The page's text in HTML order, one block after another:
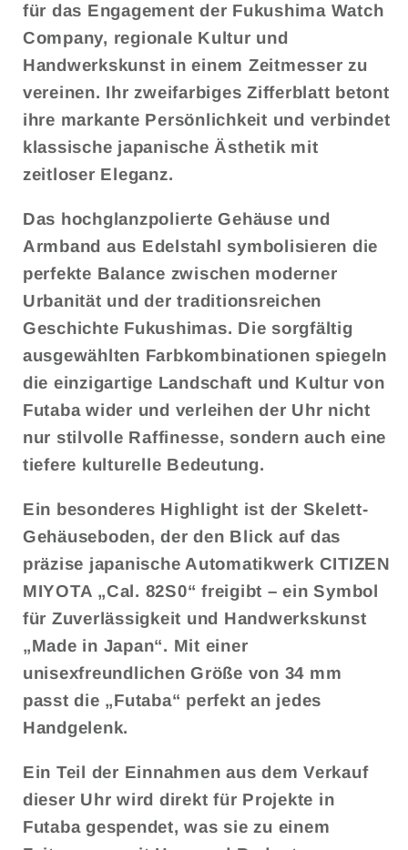
für das Engagement der Fukushima Watch
Company, regionale Kultur und
Handwerkskunst in einem Zeitmesser zu
vereinen. Ihr zweifarbiges Zifferblatt betont
ihre markante Persönlichkeit und verbindet
klassische japanische Ästhetik mit
zeitloser Eleganz.
Das hochglanzpolierte Gehäuse und
Armband aus Edelstahl symbolisieren die
perfekte Balance zwischen moderner
Urbanität und der traditionsreichen
Geschichte Fukushimas. Die sorgfältig
ausgewählten Farbkombinationen spiegeln
die einzigartige Landschaft und Kultur von
Futaba wider und verleihen der Uhr nicht
nur stilvolle Raffinesse, sondern auch eine
tiefere kulturelle Bedeutung.
Ein besonderes Highlight ist der Skelett-
Gehäuseboden, der den Blick auf das
präzise japanische Automatikwerk CITIZEN
MIYOTA „Cal. 82S0“ freigibt – ein Symbol
für Zuverlässigkeit und Handwerkskunst
„Made in Japan“. Mit einer
unisexfreundlichen Größe von 34 mm
passt die „Futaba“ perfekt an jedes
Handgelenk.
Ein Teil der Einnahmen aus dem Verkauf
dieser Uhr wird direkt für Projekte in
Futaba gespendet, was sie zu einem